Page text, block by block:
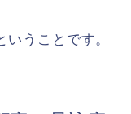
いうことです。